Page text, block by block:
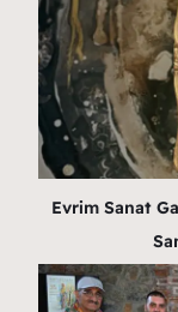
Evrim Sanat